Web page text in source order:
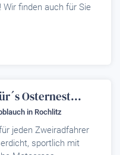
finden auch für Sie
Osternest...
in Rochlitz
jeden Zweiradfahrer
sportlich mit